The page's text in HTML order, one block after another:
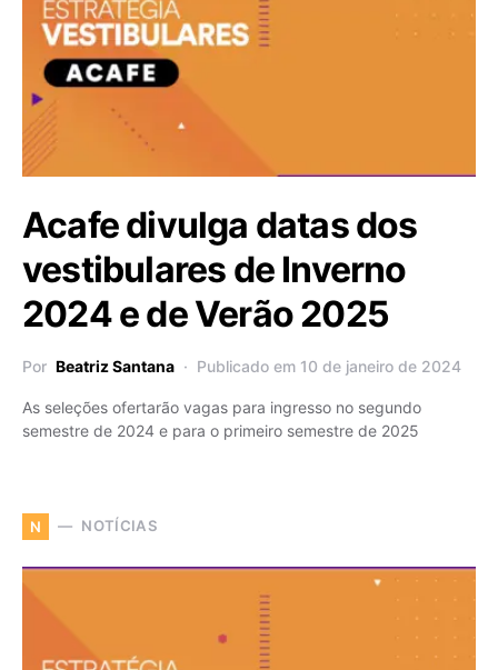
Acafe divulga datas dos
vestibulares de Inverno
2024 e de Verão 2025
Por Beatriz Santana Publicado em 10 de janeiro de 2024
As seleções ofertarão vagas para ingresso no segundo
semestre de 2024 e para o primeiro semestre de 2025
N NOTÍCIAS